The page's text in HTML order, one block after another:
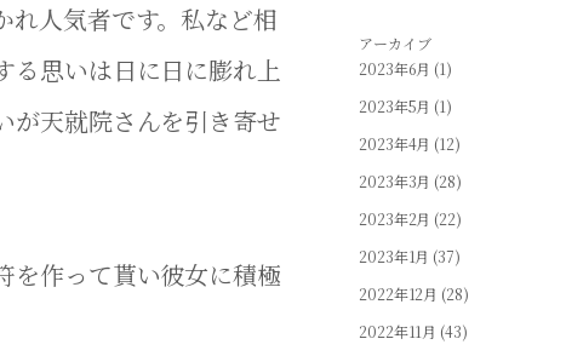
れ人気者です。私など相
る思いは日に日に膨れ上
が天就院さんを引き寄せ
を作って貰い彼女に積極
アーカイブ
2023年6月 (1)
2023年5月 (1)
2023年4月 (12)
2023年3月 (28)
2023年2月 (22)
2023年1月 (37)
2022年12月 (28)
2022年11月 (43)